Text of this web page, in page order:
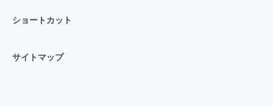
ショートカット
サイトマップ